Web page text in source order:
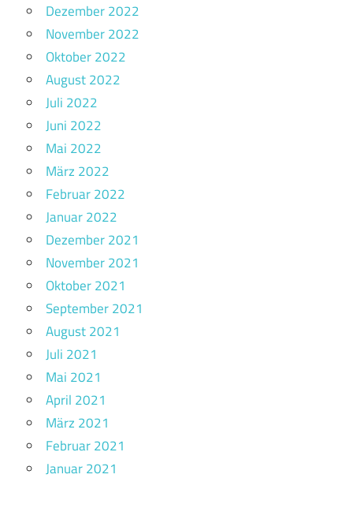
Dezember 2022
November 2022
Oktober 2022
August 2022
Juli 2022
Juni 2022
Mai 2022
März 2022
Februar 2022
Januar 2022
Dezember 2021
November 2021
Oktober 2021
September 2021
August 2021
Juli 2021
Mai 2021
April 2021
März 2021
Februar 2021
Januar 2021